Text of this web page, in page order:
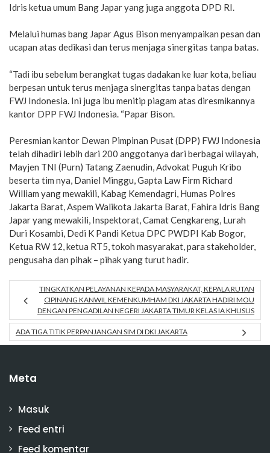
Idris ketua umum Bang Japar yang juga anggota DPD RI.
Melalui humas bang Japar Agus Bison menyampaikan pesan dan
ucapan atas dedikasi dan terus menjaga sinergitas tanpa batas.
“Tadi ibu sebelum berangkat tugas dadakan ke luar kota, beliau
berpesan untuk terus menjaga sinergitas tanpa batas dengan
FWJ Indonesia. Ini juga ibu menitip piagam atas diresmikannya
kantor DPP FWJ Indonesia. “Papar Bison.
Peresmian kantor Dewan Pimpinan Pusat (DPP) FWJ Indonesia
telah dihadiri lebih dari 200 anggotanya dari berbagai wilayah,
Mayjen TNI (Purn) Tatang Zaenudin, Advokat Puguh Kribo
beserta tim nya, Daniel Minggu, Gapta Law Firm Richard
William yang mewakili, Kabag Kemendagri, Humas Polres
Jakarta Barat, Aspem Walikota Jakarta Barat, Fahira Idris Bang
Japar yang mewakili, Inspektorat, Camat Cengkareng, Lurah
Duri Kosambi, Dedi K Pandi Ketua DPC PWDPI Kab Bogor,
Ketua RW 12, ketua RT5, tokoh masyarakat, para stakeholder,
pengusaha dan pihak – pihak yang turut hadir.
TINGKATKAN PELAYANAN KEPADA MASYARAKAT, KEPALA RUTAN
CIPINANG KANWIL KEMENKUMHAM DKI JAKARTA HADIRI MOU
DENGAN PENGADILAN NEGERI JAKARTA TIMUR KELAS IA KHUSUS
ADA TIGA TITIK PERPANJANGAN SIM DI DKI JAKARTA
Meta
Masuk
Feed entri
Feed komentar